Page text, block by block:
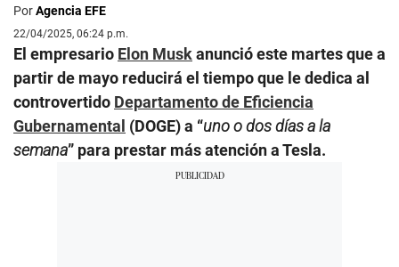
PorAgencia EFE
22/04/2025, 06:24 p.m.
El empresario Elon Muskanunció este martes que a
partir de mayo reducirá el tiempo que le dedica al
controvertido Departamento de Eficiencia
Gubernamental (DOGE) a “uno o dos días a la
semana” para prestar más atención a Tesla.